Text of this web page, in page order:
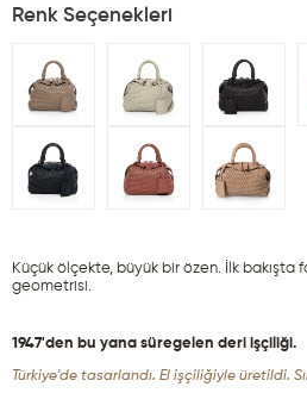
Renk Seçenekleri
Küçük ölçekte, büyük bir özen. İlk bakışta
geometrisi.
1947'den bu yana süregelen deri işçiliği.
Türkiye'de tasarlandı. El işçiliğiyle üretildi.